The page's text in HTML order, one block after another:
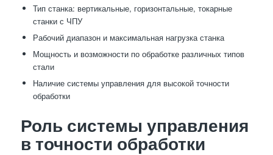
Тип станка: вертикальные, горизонтальные, токарные
станки с ЧПУ
Рабочий диапазон и максимальная нагрузка станка
Мощность и возможности по обработке различных типов
стали
Наличие системы управления для высокой точности
обработки
Роль системы управления
в точности обработки